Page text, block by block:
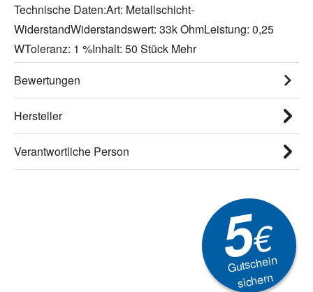
Technische Daten:Art: Metallschicht-
WiderstandWiderstandswert: 33k OhmLeistung: 0,25
WToleranz: 1 %Inhalt: 50 Stück Mehr
Bewertungen
Hersteller
Verantwortliche Person
5€
Gutschein
sichern